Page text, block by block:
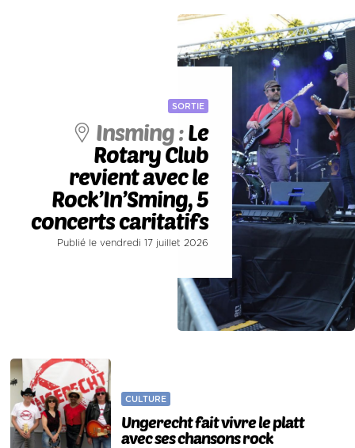
SORTIE
Insming :Le
Rotary Club
revient avec le
Rock’In’Sming, 5
concerts caritatifs
Publié le vendredi 17 juillet 2026
CULTURE
Ungerecht fait vivre le platt
avec ses chansons rock